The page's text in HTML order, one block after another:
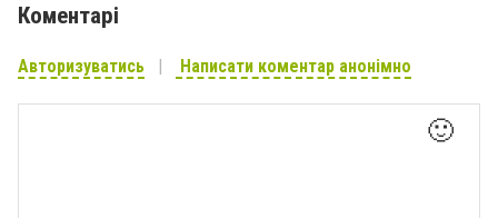
Коментарі
Авторизуватись Написати коментар анонімно
🙂